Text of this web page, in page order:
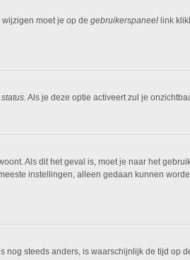
moet je op de gebruikerspaneellink
. Als je deze optie activeert zul je
Als dit het geval is, moet je naar het
instellingen, alleen gedaan kunnen
steeds anders, is waarschijnlijk de tijd